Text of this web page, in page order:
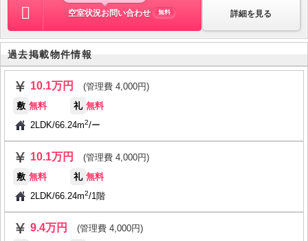
詳細を見る
空室状況お問い合わせ 無料
過去掲載物件情報
10.1万円
(管理費 4,000円)
敷 無料 礼 無料
2LDK/66.24m2/ー
10.1万円
(管理費 4,000円)
敷 無料 礼 無料
2LDK/66.24m2/1階
9.4万円
(管理費 4,000円)